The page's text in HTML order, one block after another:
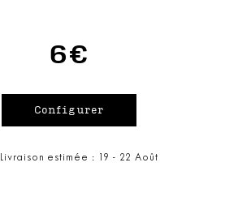
6€
Livraison estimée : 19 - 22 Août